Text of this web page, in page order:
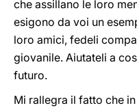
che assillano le loro
esigono da voi un
loro amici, fedeli
giovanile. Aiutateli a
futuro.
Mi rallegra il fatto che